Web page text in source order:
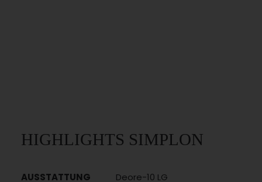
HIGHLIGHTS SIMPLON
AUSSTATTUNG
Deore-10 LG